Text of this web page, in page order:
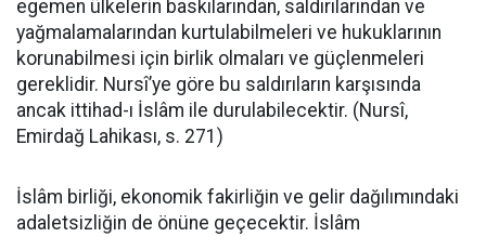
egemen ülkelerin baskılarından, saldırılarından ve
yağmalamalarından kurtulabilmeleri ve hukuklarının
korunabilmesi için birlik olmaları ve güçlenmeleri
gereklidir. Nursî’ye göre bu saldırıların karşısında
ancak ittihad-ı İslâm ile durulabilecektir. (Nursî,
Emirdağ Lahikası, s. 271)
İslâm birliği, ekonomik fakirliğin ve gelir dağılımındaki
adaletsizliğin de önüne geçecektir. İslâm